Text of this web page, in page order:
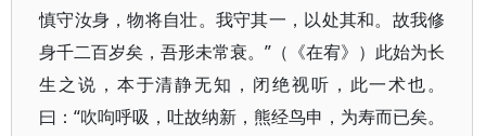
慎守汝身，物将自壮。我守其一，以处其和。故我修
身千二百岁矣，吾形未常衰。”（《在宥》）此始为长
生之说，本于清静无知，闭绝视听，此一术也。
曰：“吹呴呼吸，吐故纳新，熊经鸟申，为寿而已矣。